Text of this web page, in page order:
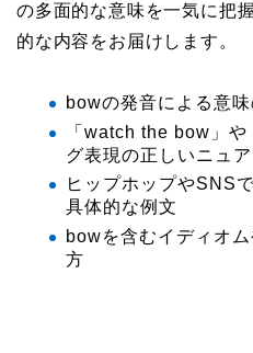
の多面的な意味を一気に把
的な内容をお届けします。
bowの発音による意
「watch the bow」
グ表現の正しいニュア
ヒップホップやSNS
具体的な例文
bowを含むイディオ
方